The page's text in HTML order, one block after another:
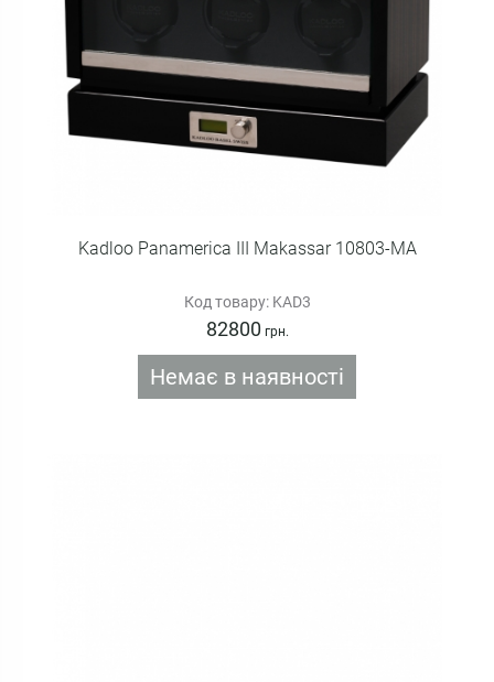
Kadloo Panamerica III Makassar 10803-MA
Код товару: KAD3
82800 грн.
Немає в наявності